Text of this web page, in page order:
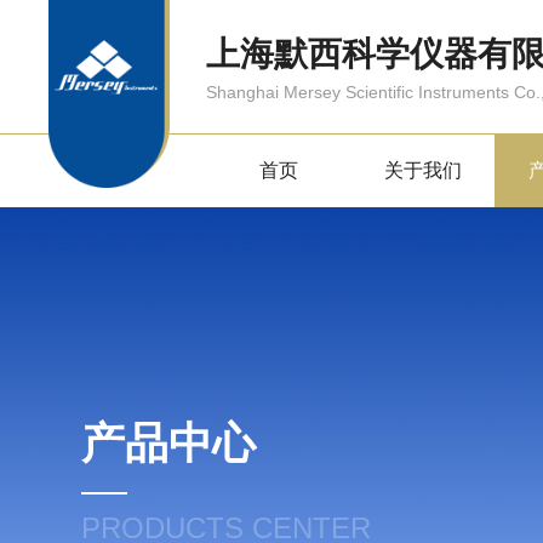
上海默西科学仪器有
Shanghai Mersey Scientific Instruments
首页 关于我们
产品中心
PRODUCTS CENTER